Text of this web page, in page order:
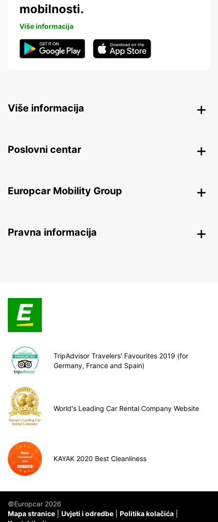
mobilnosti.
Više informacija
Više informacija
Poslovni centar
Europcar Mobility Group
Pravna informacija
TripAdvisor Travelers’ Favourites 2019 (for
Germany, France and Spain)
World's Leading Car Rental Company Website
KAYAK 2020 Best Cleanliness
©Europcar 2026
Mapa stranice
Uvjeti i odredbe
Politika kolačića